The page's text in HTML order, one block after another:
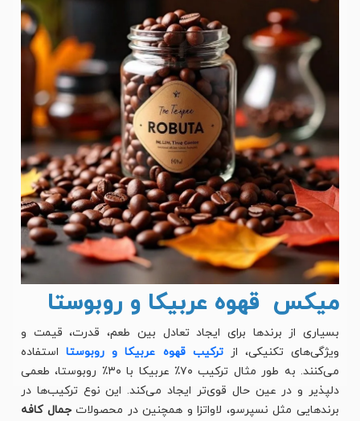
میکس قهوه عربیکا و روبوستا
بسیاری از برندها برای ایجاد تعادل بین طعم، قدرت، قیمت و
ویژگی‌های تکنیکی، از ترکیب قهوه عربیکا و روبوستااستفاده
می‌کنند. به طور مثال ترکیب ۷۰٪ عربیکا با ۳۰٪ روبوستا، طعمی
دلپذیر و در عین حال قوی‌تر ایجاد می‌کند. این نوع ترکیب‌ها در
برندهایی مثل نسپرسو، لاواتزا و همچنین در محصولاتجمال کافه